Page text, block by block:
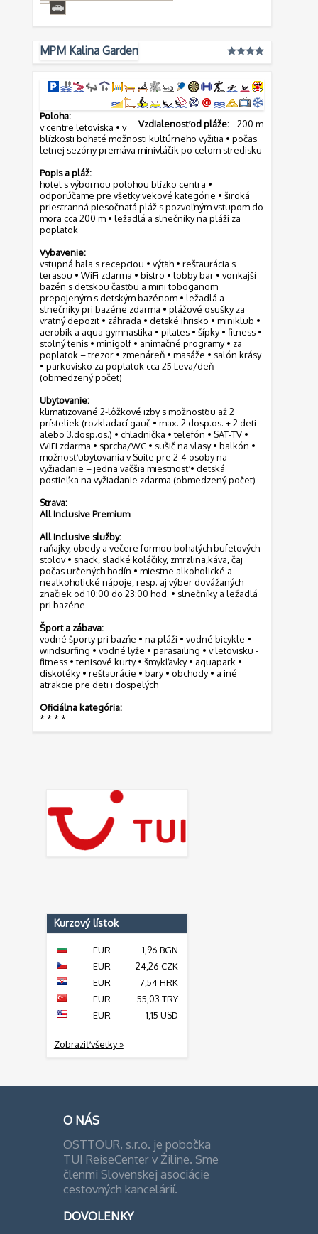
MPM Kalina Garden
Vzdialenosť od pláže: 200 m
Poloha:
v centre letoviska • v
blízkosti bohaté možnosti kultúrneho vyžitia • počas
letnej sezóny premáva minivláčik po celom stredisku
Popis a pláž:
hotel s výbornou polohou blízko centra •
odporúčame pre všetky vekové kategórie • široká
priestranná piesočnatá pláž s pozvoľným vstupom do
mora cca 200 m • ležadlá a slnečníky na pláži za
poplatok
Vybavenie:
vstupná hala s recepciou • výťah • reštaurácia s
terasou • WiFi zdarma • bistro • lobby bar • vonkajší
bazén s detskou časťou a mini toboganom
prepojeným s detským bazénom • ležadlá a
slnečníky pri bazéne zdarma • plážové osušky za
vratný depozit • záhrada • detské ihrisko • miniklub •
aerobik a aqua gymnastika • pilates • šípky • fitness •
stolný tenis • minigolf • animačné programy • za
poplatok – trezor • zmenáreň • masáže • salón krásy
• parkovisko za poplatok cca 25 Leva/deň
(obmedzený počet)
Ubytovanie:
klimatizované 2-lôžkové izby s možnosťou až 2
prísteliek (rozkladací gauč • max. 2 dosp.os. + 2 deti
alebo 3.dosp.os.) • chladnička • telefón • SAT-TV •
WiFi zdarma • sprcha/WC • sušič na vlasy • balkón •
možnosť ubytovania v Suite pre 2-4 osoby na
vyžiadanie – jedna väčšia miestnosť • detská
postieľka na vyžiadanie zdarma (obmedzený počet)
Strava:
All Inclusive Premium
All Inclusive služby:
raňajky, obedy a večere formou bohatých bufetových
stolov • snack, sladké koláčiky, zmrzlina,káva, čaj
počas určených hodín • miestne alkoholické a
nealkoholické nápoje, resp. aj výber dovážaných
značiek od 10:00 do 23:00 hod. • slnečníky a ležadlá
pri bazéne
Šport a zábava:
vodné športy pri bazńe • na pláži • vodné bicykle •
windsurfing • vodné lyže • parasailing • v letovisku -
fitness • tenisové kurty • šmykľavky • aquapark •
diskotéky • reštaurácie • bary • obchody • a iné
atrakcie pre deti i dospelých
Oficiálna kategória:
* * * *
Kurzový lístok
EUR
1,96 BGN
EUR
24,26 CZK
EUR
7,54 HRK
EUR
55,03 TRY
EUR
1,15 USD
Zobraziť všetky »
O NÁS
OSTTOUR, s.r.o. je pobočka
TUI ReiseCenter v Žiline. Sme
členmi Slovenskej asociácie
cestovných kancelárií.
DOVOLENKY